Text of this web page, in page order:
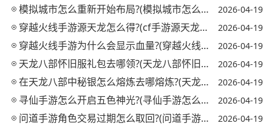
模拟城市怎么重新开始布局?(模拟城市怎么样重新布局) 2026-04-19
穿越火线手游源天龙怎么得?(cf手游源天龙怎么获得) 2026-04-19
穿越火线手游为什么会显示血量?(穿越火线手机版显示的血量怎么开) 2026-04-19
天龙八部怀旧服礼包去哪领?(天龙八部怀旧服哪里有礼包) 2026-04-19
在天龙八部中秘银怎么熔炼去哪熔炼?(天龙八部秘银溶剂怎么获得) 2026-04-19
寻仙手游怎么开启五色神光?(寻仙手游怎么开启五色神光任务) 2026-04-19
问道手游角色交易过期怎么取回?(问道手游角色过期哪里取回) 2026-04-19